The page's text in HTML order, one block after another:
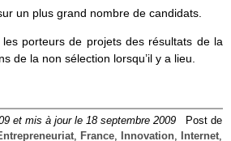
un plus grand nombre de candidats.
porteurs de projets des résultats de la
de la non sélection lorsqu’il y a lieu.
et mis à jour le 18 septembre 2009
Post de
, France, Innovation, Internet,